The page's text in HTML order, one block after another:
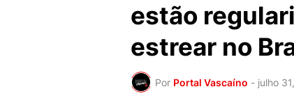
estão
estrear no
Por Portal Vascaíno - julho